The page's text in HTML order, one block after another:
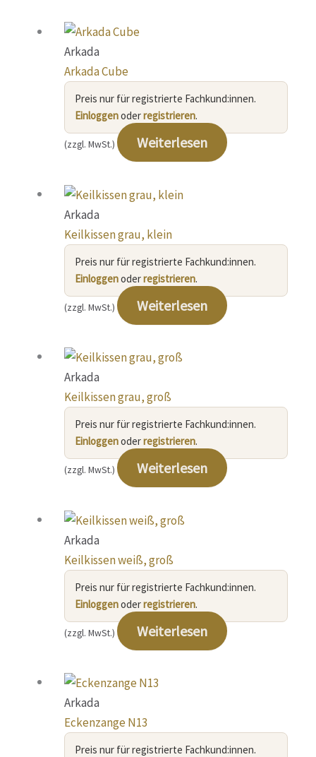
Arkada
Arkada Cube
Preis nur für registrierte Fachkund:innen.
Einloggenoderregistrieren.
(zzgl. MwSt.) Weiterlesen
Arkada
Keilkissen grau, klein
Preis nur für registrierte Fachkund:innen.
Einloggenoderregistrieren.
(zzgl. MwSt.) Weiterlesen
Arkada
Keilkissen grau, groß
Preis nur für registrierte Fachkund:innen.
Einloggenoderregistrieren.
(zzgl. MwSt.) Weiterlesen
Arkada
Keilkissen weiß, groß
Preis nur für registrierte Fachkund:innen.
Einloggenoderregistrieren.
(zzgl. MwSt.) Weiterlesen
Arkada
Eckenzange N13
Preis nur für registrierte Fachkund:innen.